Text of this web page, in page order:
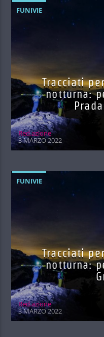
FUNIVIE
Tracciati
notturna:
Red.azione
3 MARZO 2022
FUNIVIE
Tracciati
notturna:
Red.azione
3 MARZO 2022